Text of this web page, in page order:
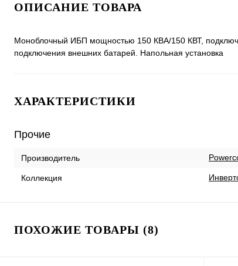
ОПИСАНИЕ ТОВАРА
Моноблочный ИБП мощностью 150 КВА/150 КВТ,
подключения внешних батарей. Напольная установка
ХАРАКТЕРИСТИКИ
Прочие
Производитель
Коллекция
ПОХОЖИЕ ТОВАРЫ (8)